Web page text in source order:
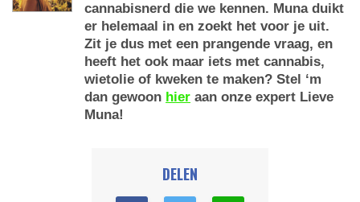
cannabisnerd die we kennen. Muna duikt
er helemaal in en zoekt het voor je uit.
Zit je dus met een prangende vraag, en
heeft het ook maar iets met cannabis,
wietolie of kweken te maken? Stel ‘m
dan gewoon hier aan onze expert Lieve
Muna!
DELEN